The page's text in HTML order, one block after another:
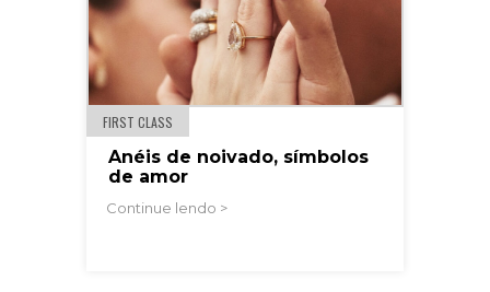
FIRST CLASS
Anéis de noivado, símbolos
de amor
Continue lendo >